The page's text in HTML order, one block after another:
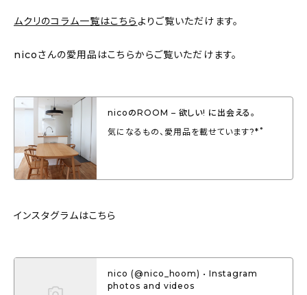
ムクリのコラム一覧はこちら よりご覧いただけます。
nicoさんの愛用品はこちらからご覧いただけます。
nicoのROOM – 欲しい! に出会える。
気になるもの、愛用品を載せています?*˚
インスタグラムはこちら
nico (@nico_hoom) • Instagram
photos and videos